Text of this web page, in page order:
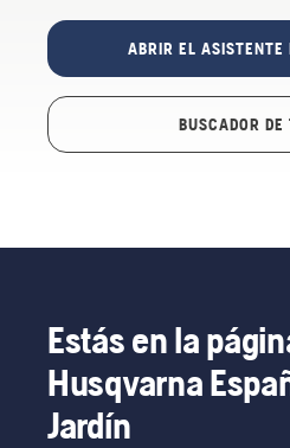
ABRIR EL ASISTENTE
BUSCADOR DE
Estás en la
Husqvarna
Jardín